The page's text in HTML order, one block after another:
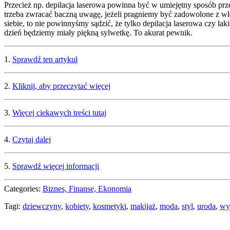
Przecież np. depilacja laserowa powinna być w umiejętny sposób
trzeba zwracać baczną uwagę, jeżeli pragniemy być zadowolone z
siebie, to nie powinnyśmy sądzić, że tylko depilacja laserowa czy
dzień będziemy miały piękną sylwetkę. To akurat pewnik.
1. Sprawdź ten artykuł
2. Kliknij, aby przeczytać więcej
3. Więcej ciekawych treści tutaj
4. Czytaj dalej
5. Sprawdź więcej informacji
Categories: Biznes, Finanse, Ekonomia
Tagi: dziewczyny, kobiety, kosmetyki, makijaż, moda, styl, uroda,